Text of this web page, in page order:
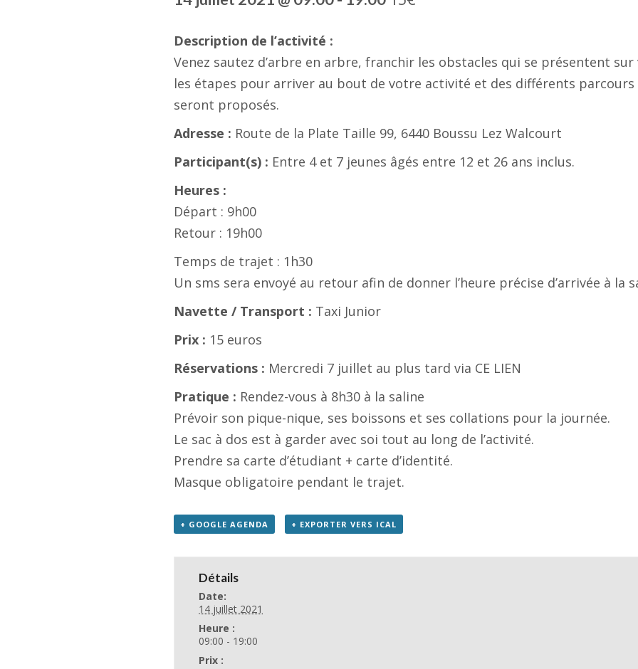
Description de l’activité :
Venez sautez d’arbre en arbre, franchir les obstacles qui se présentent
les étapes pour arriver au bout de votre activité et des différents parcours
seront proposés.
Adresse : Route de la Plate Taille 99, 6440 Boussu Lez Walcourt
Participant(s) : Entre 4 et 7 jeunes âgés entre 12 et 26 ans inclus.
Heures :
Départ : 9h00
Retour : 19h00
Temps de trajet : 1h30
Un sms sera envoyé au retour afin de donner l’heure précise d’arrivée à la
Navette / Transport : Taxi Junior
Prix : 15 euros
Réservations : Mercredi 7 juillet au plus tard via CE LIEN
Pratique : Rendez-vous à 8h30 à la saline
Prévoir son pique-nique, ses boissons et ses collations pour la journée.
Le sac à dos est à garder avec soi tout au long de l’activité.
Prendre sa carte d’étudiant + carte d’identité.
Masque obligatoire pendant le trajet.
+ GOOGLE AGENDA + EXPORTER VERS ICAL
Détails
Date:
14 juillet 2021
Heure :
09:00 - 19:00
Prix :